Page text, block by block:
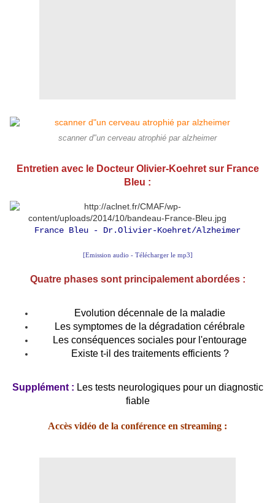
scanner d"un cerveau atrophié par alzheimer
Entretien avec le Docteur Olivier-Koehret sur France
Bleu :
France Bleu - Dr.Olivier-Koehret/Alzheimer
[Emission audio - Télécharger le mp3]
Quatre phases sont principalement abordées :
Evolution décennale de la maladie
Les symptomes de la dégradation cérébrale
Les conséquences sociales pour l'entourage
Existe t-il des traitements efficients ?
Supplément : Les tests neurologiques pour un diagnostic
fiable
Accès vidéo de la conférence en streaming :